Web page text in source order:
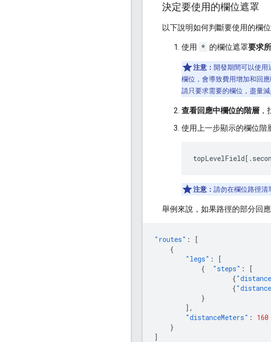
決定要使用的欄位遮罩
以下說明如何判斷要使用的欄
使用 * 的欄位遮罩要求
注意： 開發期間可以使
欄位，會導致費用增加和回
請只要求需要的欄位，盡量減
查看回應中欄位的階層
使用上一步顯示的欄位階
注意： 請勿在欄位路徑清
舉例來說，如果路徑的部分回應
"routes" :
[
{
"legs" :
[
{
"steps" :
[
{
{
}
],
"distanceMeters" :
160
}
]